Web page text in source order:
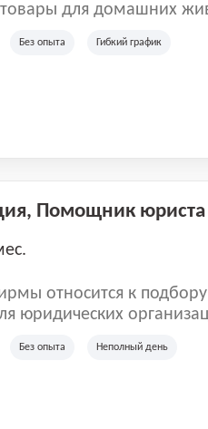
для домашних
России
территории России и
бренды кормов и
Без опыта Гибкий график
Помощник юриста
относится к
юридических
Без опыта Неполный день